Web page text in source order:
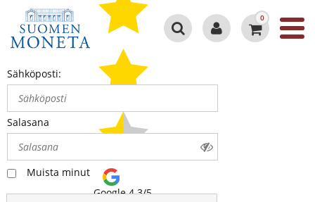
Google 4.3/5
0
Sähköposti:
Salasana
Muista minut